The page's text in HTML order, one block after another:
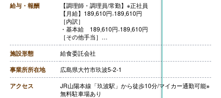
給与・報酬
【調理師・調理員/常勤】※正社員
【月給】189,610円₋189,610円
［内訳］
・基本給 189,610円₋189,610円
［その他手当］
・早出手当 1,650円/回
・レイト手当 500円/回
・残業手当（レイト時）
【賞与】年2回（300,000円-405,000円）※前年度実績
【通勤手当】あり（上限30,000円/月）
【昇給】あり（1月あたり280円-360円）※前年度実績
【退職金】あり※勤続3年以上、退職金共済加入
施設形態 給食委託会社
事業所所在地 広島県大竹市玖波5-2-1
アクセス
JR山陽本線「玖波駅」から徒歩10分/マイカー通勤可能※
無料駐車場あり